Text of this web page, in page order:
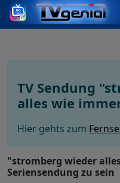
TV Sendung
alles wie
Hier gehts zum
"stromberg wieder
Seriensendung zu sein